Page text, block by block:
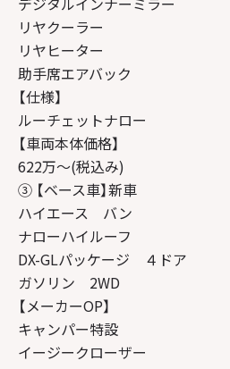
リヤクーラー
リヤヒーター
助手席エアバック
【仕様】
ルーチェットナロー
【車両本体価格】
622万～(税込み)
③ 【ベース車】新車
ハイエース バン
ナローハイルーフ
DX-GLパッケージ ４ドア
ガソリン 2WD
【メーカーOP】
キャンパー特設
イージークローザー